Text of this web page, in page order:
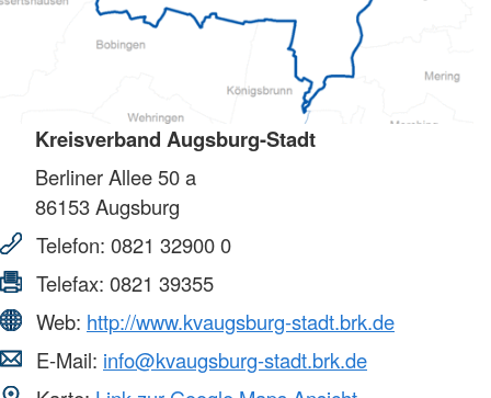
Kreisverband Augsburg-Stadt
Berliner Allee 50 a
86153Augsburg
Telefon: 0821 32900 0
Telefax: 0821 39355
Web: http://www.kvaugsburg-stadt.brk.de
E-Mail: info@kvaugsburg-stadt.brk.de